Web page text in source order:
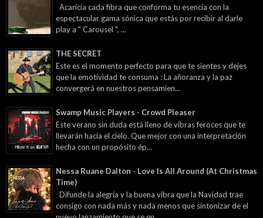
Acaricia cada fibra que conforma tu esencia con la
espectacular gama sónica que estás por recibir al darle
play a " Carousel ", ...
THE SECRET
Este es el momento perfecto para que te sientes y dejes
que la emotividad te consuma : La añoranza y la paz
convergerá en nuestros pensamien...
Swamp Music Players - Crowd Pleaser
Este verano sin duda está lleno de vibras feroces que te
llevarán hacia el cielo. Que mejor con una interpretación
hecha con un propósito ép...
Nessa Ruane Dalton - Love Is All Around (At Christmas
Time)
Difunde la alegría y la buena vibra que la Navidad trae
consigo con nada más y nada menos que sintonizar de el